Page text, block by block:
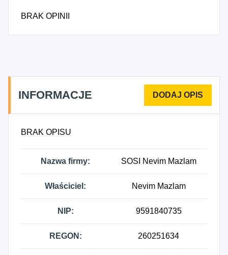
BRAK OPINII
INFORMACJE
BRAK OPISU
Nazwa firmy: SOSI Nevim Mazlam
Właściciel: Nevim Mazlam
NIP: 9591840735
REGON: 260251634